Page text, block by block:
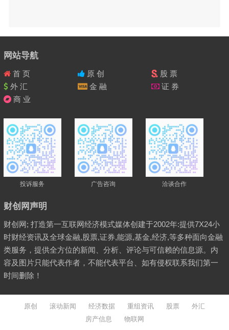
网站导航
首 页 原 创
股 票
外 汇
金 融
证 券
商 业
投诉服务 广告咨询 洽谈合作
财创网声明
财创网; 打造第一互联网经济模式媒体创建于2002年:提供7X24小
时财经资讯及全球金融,股票,证券,能源,基金,经济,等多种面向金融
类服务，提供全方位的新闻、分析、评论与可信赖的信息源。内
容及图片只能代表作者，不能代表平台、如有侵权联系我们第一
时间删除！
原创 滚动新闻 经济数据 重组资讯 股票
外汇
房产信息
物联网